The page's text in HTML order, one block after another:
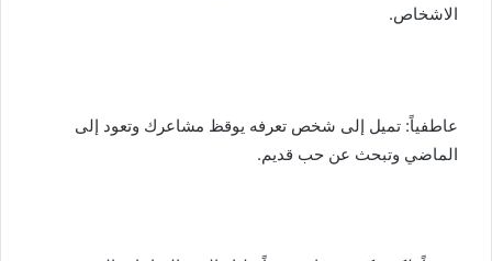
الاشخاص.
عاطفياً: تميل إلى شخص تعرفه يوقظ مشاعرك وتعود إلى
الماضي وتبحث عن حب قديم.